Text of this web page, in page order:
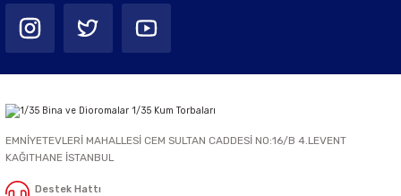
EMNİYETEVLERİ MAHALLESİ CEM SULTAN CADDESİ NO:16/B 4.LEVENT
KAĞITHANE İSTANBUL
Destek Hattı